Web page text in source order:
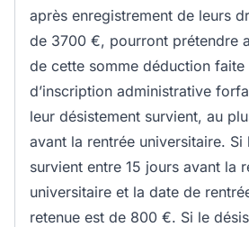
après enregistrement de leurs
de 3700 €, pourront prétendre
de cette somme déduction
d’inscription administrative
leur désistement survient, au
avant la rentrée universitaire. Si
survient entre 15 jours avant la
universitaire et la date de
retenue est de 800 €. Si le